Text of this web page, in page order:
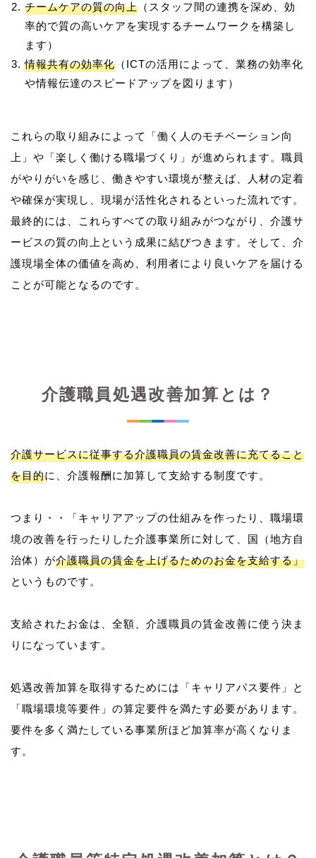
チームケアの質の向上 （スタッフ間の連携を深め、効
率的で質の高いケアを実現するチームワークを構築し
ます）
情報共有の効率化 （ICTの活用によって、業務の効率化
や情報伝達のスピードアップを図ります）
これらの取り組みによって「働く人のモチベーション向
上」や「楽しく働ける職場づくり」が進められます。職員
がやりがいを感じ、働きやすい環境が整えば、人材の定着
や確保が実現し、現場が活性化されるといった流れです。
最終的には、これらすべての取り組みがつながり、介護サ
ービスの質の向上という成果に結びつきます。そして、介
護現場全体の価値を高め、利用者により良いケアを届ける
介護職員処遇改善加算とは？
介護サービスに従事する介護職員の賃金改善に充てること
を目的に、介護報酬に加算して支給する制度です。
つまり・・「キャリアアップの仕組みを作ったり、職場環
境の改善を行ったりした介護事業所に対して、国（地方自
治体）が介護職員の賃金を上げるためのお金を支給する」
というものです。
支給されたお金は、全額、介護職員の賃金改善に使う決ま
りになっています。
処遇改善加算を取得するためには「キャリアパス要件」と
「職場環境等要件」の算定要件を満たす必要があります。
要件を多く満たしている事業所ほど加算率が高くなりま
す。